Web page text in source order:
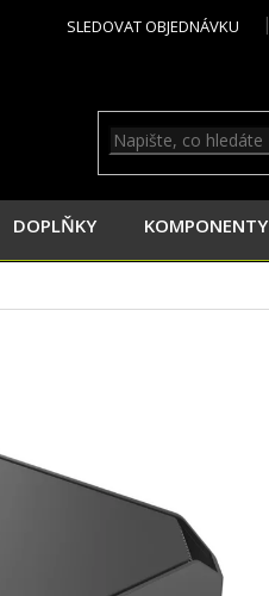
SLEDOVAT OBJEDNÁVKU
DOPLŇKY KOMPONENTY